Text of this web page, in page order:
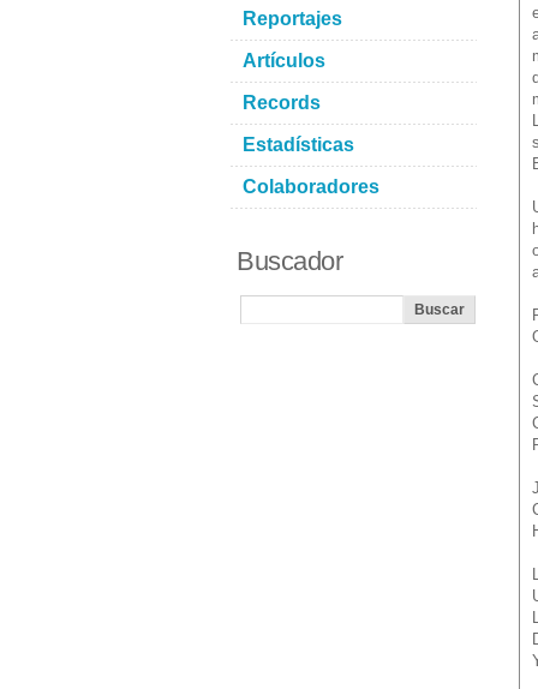
Reportajes
Artículos
Records
Estadísticas
Colaboradores
Buscador